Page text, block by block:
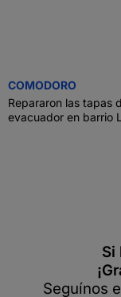
COMODORO
Repararon las tapas
evacuador en barrio
Si
Seguínos